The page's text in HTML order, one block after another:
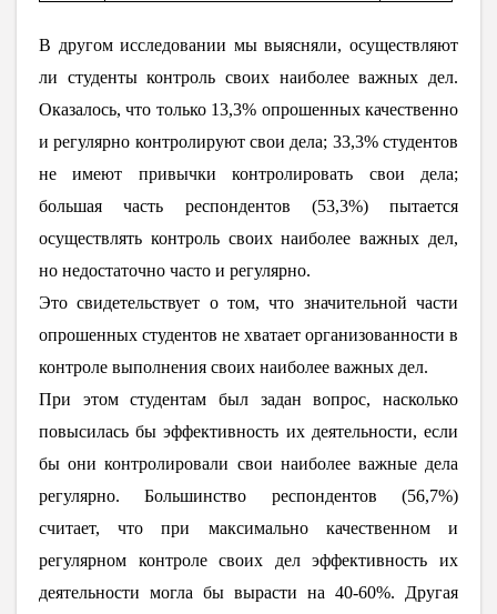
В другом исследовании мы выясняли, осуществляют
ли студенты контроль своих наиболее важных дел.
Оказалось, что только 13,3% опрошенных качественно
и регулярно контролируют свои дела; 33,3% студентов
не имеют привычки контролировать свои дела;
большая часть респондентов (53,3%) пытается
осуществлять контроль своих наиболее важных дел,
но недостаточно часто и регулярно.
Это свидетельствует о том, что значительной части
опрошенных студентов не хватает организованности в
контроле выполнения своих наиболее важных дел.
При этом студентам был задан вопрос, насколько
повысилась бы эффективность их деятельности, если
бы они контролировали свои наиболее важные дела
регулярно. Большинство респондентов (56,7%)
считает, что при максимально качественном и
регулярном контроле своих дел эффективность их
деятельности могла бы вырасти на 40-60%. Другая